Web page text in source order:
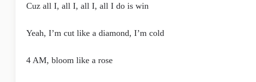
Cuz all I, all I, all I, all I do is win
Yeah, I’m cut like a diamond, I’m cold
4 AM, bloom like a rose